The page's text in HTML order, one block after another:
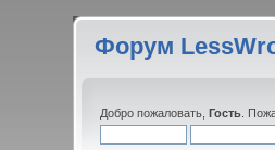
Форум
Добро пожаловать,Гость .